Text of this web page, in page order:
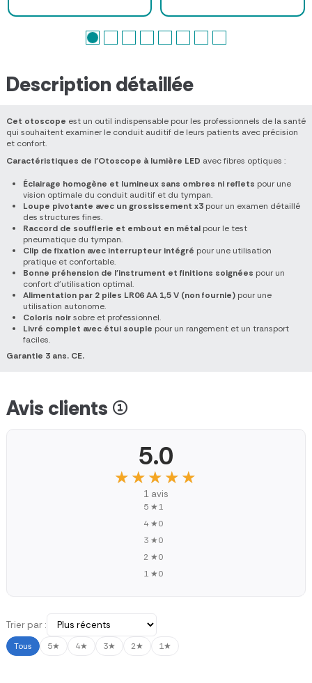
Description détaillée
Cet otoscope est un outil indispensable pour les professionnels de la santé
qui souhaitent examiner le conduit auditif de leurs patients avec précision
et confort.
Caractéristiques de l'Otoscope à lumière LED avec fibres optiques :
Éclairage homogène et lumineux sans ombres ni reflets pour une
vision optimale du conduit auditif et du tympan.
Loupe pivotante avec un grossissement x3 pour un examen détaillé
des structures fines.
Raccord de soufflerie et embout en métal pour le test
pneumatique du tympan.
Clip de fixation avec interrupteur intégré pour une utilisation
pratique et confortable.
Bonne préhension de l'instrument et finitions soignées pour un
confort d'utilisation optimal.
Alimentation par 2 piles LR06 AA 1,5 V (non fournie) pour une
utilisation autonome.
Coloris noirsobre et professionnel.
Livré complet avec étui souple pour un rangement et un transport
faciles.
Garantie 3 ans. CE.
Avis clients (1)
5.0
★★★★★
★★★★★
1 avis
5 ★1
4 ★0
3 ★0
2 ★0
1 ★0
Trier par :
Tous 5★ 4★ 3★ 2★ 1★